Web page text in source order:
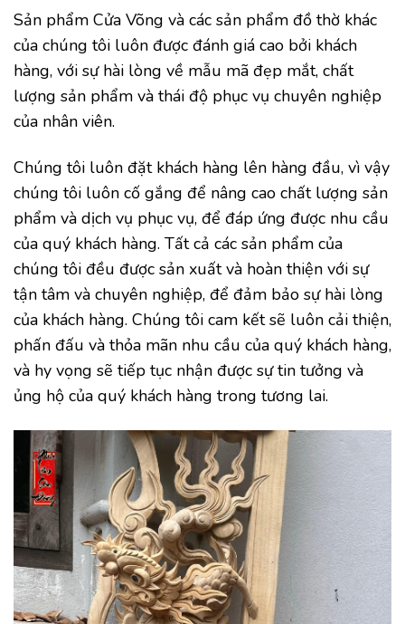
Sản phẩm Cửa Võng và các sản phẩm đồ thờ khác
của chúng tôi luôn được đánh giá cao bởi khách
hàng, với sự hài lòng về mẫu mã đẹp mắt, chất
lượng sản phẩm và thái độ phục vụ chuyên nghiệp
của nhân viên.
Chúng tôi luôn đặt khách hàng lên hàng đầu, vì vậy
chúng tôi luôn cố gắng để nâng cao chất lượng sản
phẩm và dịch vụ phục vụ, để đáp ứng được nhu cầu
của quý khách hàng. Tất cả các sản phẩm của
chúng tôi đều được sản xuất và hoàn thiện với sự
tận tâm và chuyên nghiệp, để đảm bảo sự hài lòng
của khách hàng. Chúng tôi cam kết sẽ luôn cải thiện,
phấn đấu và thỏa mãn nhu cầu của quý khách hàng,
và hy vọng sẽ tiếp tục nhận được sự tin tưởng và
ủng hộ của quý khách hàng trong tương lai.